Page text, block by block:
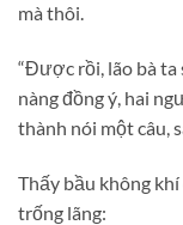
mà thôi.
“Được rồi, lão bà ta
nàng đồng ý, hai
thành nói một câu,
Thấy bầu không
trống lãng: